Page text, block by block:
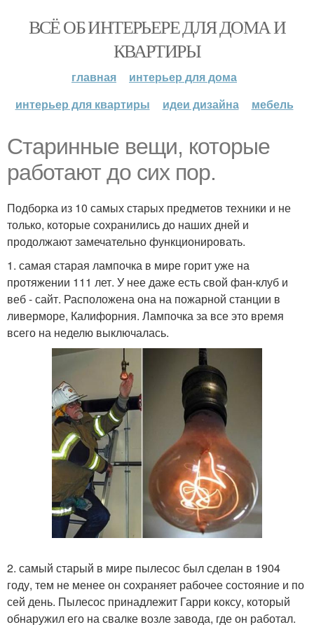
ВСЁ ОБ ИНТЕРЬЕРЕ ДЛЯ ДОМА И
КВАРТИРЫ
главная
интерьер для дома
интерьер для квартиры
идеи дизайна мебель
Старинные вещи, которые
работают до сих пор.
Подборка из 10 самых старых предметов техники и не
только, которые сохранились до наших дней и
продолжают замечательно функционировать.
1. самая старая лампочка в мире горит уже на
протяжении 111 лет. У нее даже есть свой фан-клуб и
веб - сайт. Расположена она на пожарной станции в
ливерморе, Калифорния. Лампочка за все это время
всего на неделю выключалась.
2. самый старый в мире пылесос был сделан в 1904
году, тем не менее он сохраняет рабочее состояние и по
сей день. Пылесос принадлежит Гарри коксу, который
обнаружил его на свалке возле завода, где он работал.